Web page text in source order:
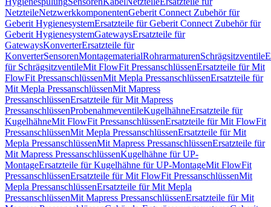
NetzteileNetzwerkkomponentenGeberit Connect Zubehör für
Geberit HygienesystemErsatzteile für Geberit Connect Zubehör für
Geberit HygienesystemGatewaysErsatzteile für
GatewaysKonverterErsatzteile für
KonverterSensorenMontagematerialRohrarmaturenSchrägsitzventile
für SchrägsitzventileMit FlowFit PressanschlüssenErsatzteile für Mit
FlowFit PressanschlüssenMit Mepla PressanschlüssenErsatzteile für
Mit Mepla PressanschlüssenMit Mapress
PressanschlüssenErsatzteile für Mit Mapress
PressanschlüssenProbenahmeventileKugelhähneErsatzteile für
KugelhähneMit FlowFit PressanschlüssenErsatzteile für Mit FlowFit
PressanschlüssenMit Mepla PressanschlüssenErsatzteile für Mit
Mepla PressanschlüssenMit Mapress PressanschlüssenErsatzteile für
Mit Mapress PressanschlüssenKugelhähne für UP-
MontageErsatzteile für Kugelhähne für UP-MontageMit FlowFit
PressanschlüssenErsatzteile für Mit FlowFit PressanschlüssenMit
Mepla PressanschlüssenErsatzteile für Mit Mepla
PressanschlüssenMit Mapress PressanschlüssenErsatzteile für Mit